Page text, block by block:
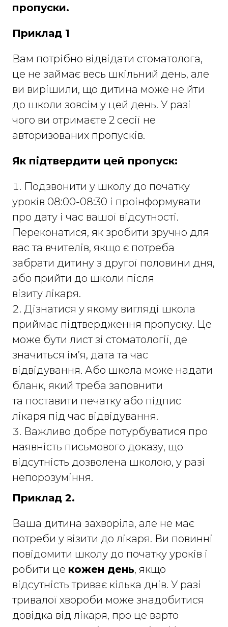
пропуски.
Приклад 1
Вам потрібно відвідати стоматолога,
це не займає весь шкільний день, але
ви вирішили, що дитина може не йти
до школи зовсім у цей день. У разі
чого ви отримаєте 2 сесії не
авторизованих пропусків.
Як підтвердити цей пропуск:
Подзвонити у школу до початку
уроків 08:00-08:30 і проінформувати
про дату і час вашої відсутності.
Переконатися, як зробити зручно для
вас та вчителів, якщо є потреба
забрати дитину з другої половини дня,
або прийти до школи після
візиту лікаря.
Дізнатися у якому вигляді школа
приймає підтвердження пропуску. Це
може бути лист зі стоматології, де
значиться ім’я, дата та час
відвідування. Або школа може надати
бланк, який треба заповнити
та поставити печатку або підпис
лікаря під час відвідування.
Важливо добре потурбуватися про
наявність письмового доказу, що
відсутність дозволена школою, у разі
непорозуміння.
Приклад 2.
Ваша дитина захворіла, але не має
потреби у візити до лікаря. Ви повинні
повідомити школу до початку уроків і
робити це кожен день, якщо
відсутність триває кілька днів. У разі
тривалої хвороби може знадобитися
довідка від лікаря, про це варто